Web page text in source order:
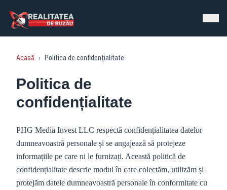
Acasă › Politica de confidențialitate
Politica de
confidențialitate
PHG Media Invest LLC respectă confidențialitatea datelor
dumneavoastră personale și se angajează să protejeze
informațiile pe care ni le furnizați. Această politică de
confidențialitate descrie modul în care colectăm, utilizăm și
protejăm datele dumneavoastră personale în conformitate cu